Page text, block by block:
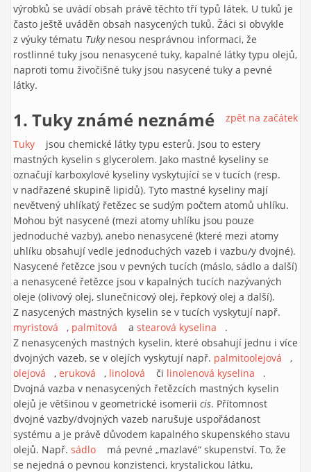
výrobků se uvádí obsah právě těchto tří typů látek. U tuků je
často ještě uváděn obsah nasycených tuků. Žáci si obvykle
z výuky tématu Tukynesou nesprávnou informaci, že
rostlinné tuky jsou nenasycené tuky, kapalné látky typu olejů,
naproti tomu živočišné tuky jsou nasycené tuky a pevné
látky.
zpět na začátek
1. Tuky známé neznámé
Tuky (link is external)
jsou chemické látky typu esterů. Jsou to estery
mastných kyselin s glycerolem. Jako mastné kyseliny se
označují karboxylové kyseliny vyskytující se v tucích (resp.
v nadřazené skupině lipidů). Tyto mastné kyseliny mají
nevětvený uhlíkatý řetězec se sudým počtem atomů uhlíku.
Mohou být nasycené (mezi atomy uhlíku jsou pouze
jednoduché vazby), anebo nenasycené (které mezi atomy
uhlíku obsahují vedle jednoduchých vazeb i vazbu/y dvojné).
Nasycené řetězce jsou v pevných tucích (máslo, sádlo a další)
a nenasycené řetězce jsou v kapalných tucích nazývaných
oleje (olivový olej, slunečnicový olej, řepkový olej a další).
Z nasycených mastných kyselin se v tucích vyskytují např.
myristová (link is external)
, palmitová (link is external)
a stearová kyselina (link is external)
.
Z nenasycených mastných kyselin, které obsahují jednu i více
dvojných vazeb, se v olejích vyskytují např. palmitoolejová (link is
,
olejová (link is external)
, eruková (link is external)
, linolová (link is external)
či linolenová kyselina (link is
external)
.
Dvojná vazba v nenasycených řetězcích mastných kyselin
olejů je většinou v geometrické isomerii cis. Přítomnost
dvojné vazby/dvojných vazeb narušuje uspořádanost
systému a je právě důvodem kapalného skupenského stavu
olejů. Např. sádlo (link is external)
má pevné „mazlavé“ skupenství. To, že
se nejedná o pevnou konzistenci, krystalickou látku,